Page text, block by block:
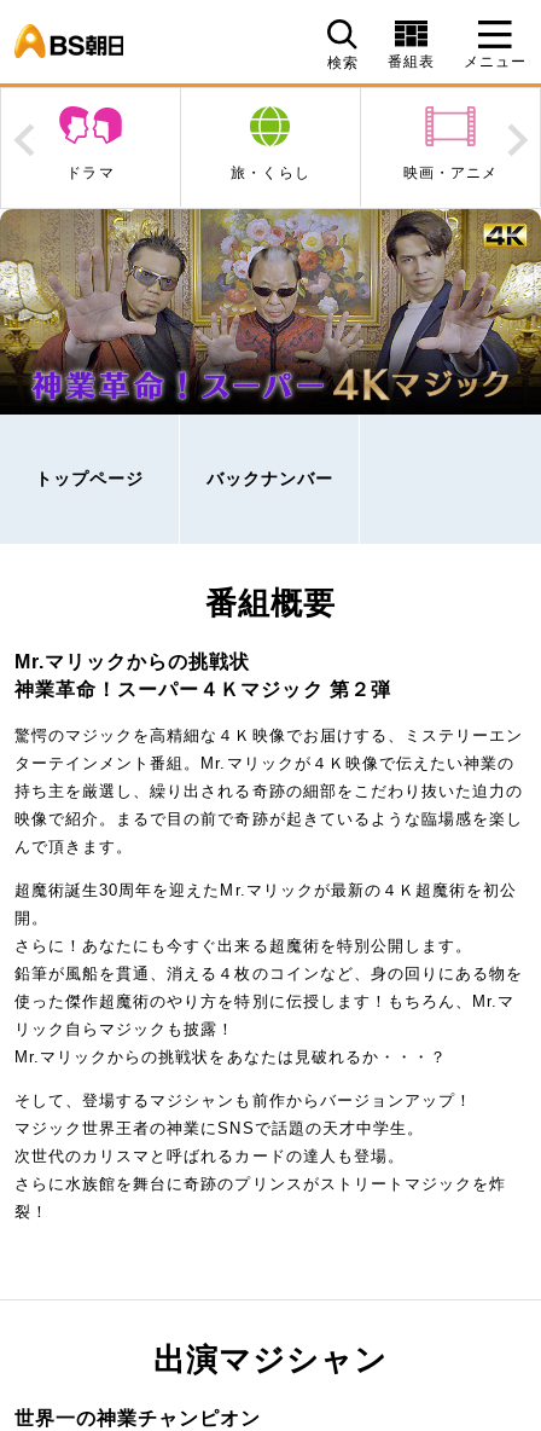
検索 番組表 メニュー
旅・くらし 映画・アニメ エンタメ・音楽
Prev
トップページ バックナンバー
番組概要
Mr.マリックからの挑戦状
神業革命！スーパー４Ｋマジック 第２弾
驚愕のマジックを高精細な４Ｋ映像でお届けする、ミステリーエン
ターテインメント番組。Mr.マリックが４Ｋ映像で伝えたい神業の
持ち主を厳選し、繰り出される奇跡の細部をこだわり抜いた迫力の
映像で紹介。まるで目の前で奇跡が起きているような臨場感を楽し
んで頂きます。
超魔術誕生30周年を迎えたMr.マリックが最新の４Ｋ超魔術を初公
開。
さらに！あなたにも今すぐ出来る超魔術を特別公開します。
鉛筆が風船を貫通、消える４枚のコインなど、身の回りにある物を
使った傑作超魔術のやり方を特別に伝授します！もちろん、Mr.マ
リック自らマジックも披露！
Mr.マリックからの挑戦状をあなたは見破れるか・・・？
そして、登場するマジシャンも前作からバージョンアップ！
マジック世界王者の神業にSNSで話題の天才中学生。
次世代のカリスマと呼ばれるカードの達人も登場。
さらに水族館を舞台に奇跡のプリンスがストリートマジックを炸
裂！
出演マジシャン
世界一の神業チャンピオン